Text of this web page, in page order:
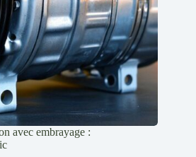
avec embrayage :